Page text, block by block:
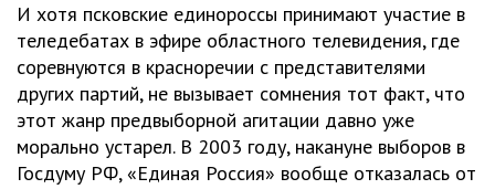
И хотя псковские единороссы принимают участие в
теледебатах в эфире областного телевидения, где
соревнуются в красноречии с представителями
других партий, не вызывает сомнения тот факт, что
этот жанр предвыборной агитации давно уже
морально устарел. В 2003 году, накануне выборов в
Госдуму РФ, «Единая Россия» вообще отказалась от